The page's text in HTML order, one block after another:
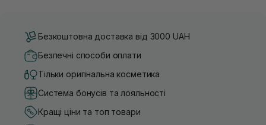
Безкоштовна доставка від 3000 UAH
Безпечні способи оплати
Тільки оригінальна косметика
Система бонусів та лояльності
Кращі ціни та топ товари